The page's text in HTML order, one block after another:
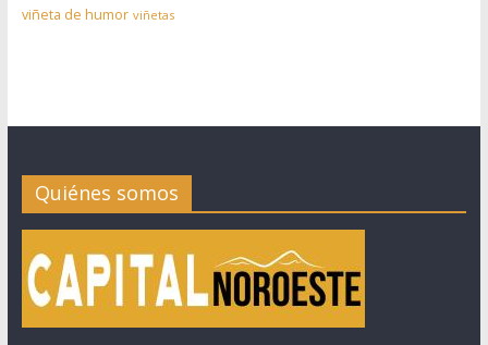
viñeta de humor viñetas
Quiénes somos